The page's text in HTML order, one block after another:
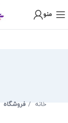
منو
خانه فروشگاه